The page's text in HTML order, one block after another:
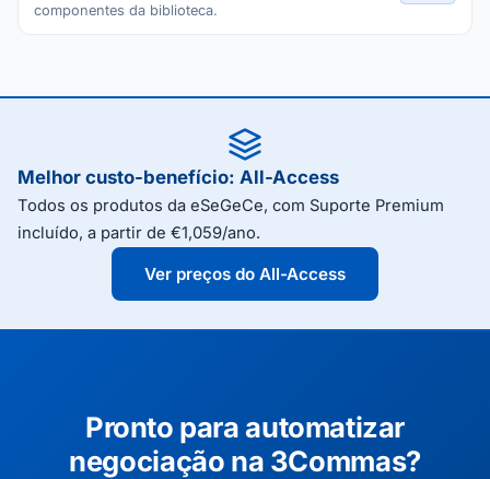
componentes da biblioteca.
Melhor custo-benefício: All-Access
Todos os produtos da eSeGeCe, com Suporte Premium
incluído, a partir de €1,059/ano.
Ver preços do All-Access
Pronto para automatizar
negociação na 3Commas?